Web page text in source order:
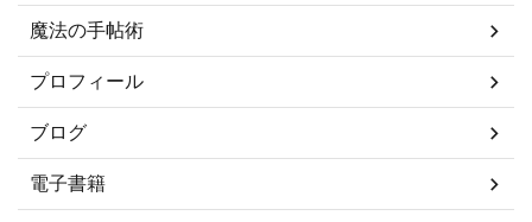
魔法の手帖術
プロフィール
ブログ
電子書籍